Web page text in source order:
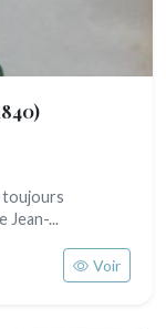
toujours
Jean-...
Voir